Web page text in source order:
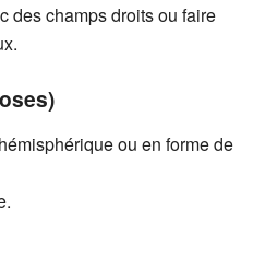
des champs droits ou faire
ou en forme de